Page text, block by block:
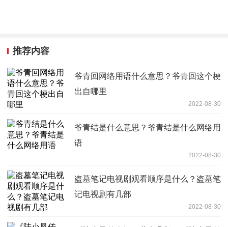
推荐内容
爷青回网络用语什么意思？爷青回这个梗
出自哪里
2022-08-30
爷青结是什么意思？爷青结是什么网络用
语
2022-08-30
盗墓笔记电视剧观看顺序是什么？盗墓笔
记电视剧有几部
2022-08-30